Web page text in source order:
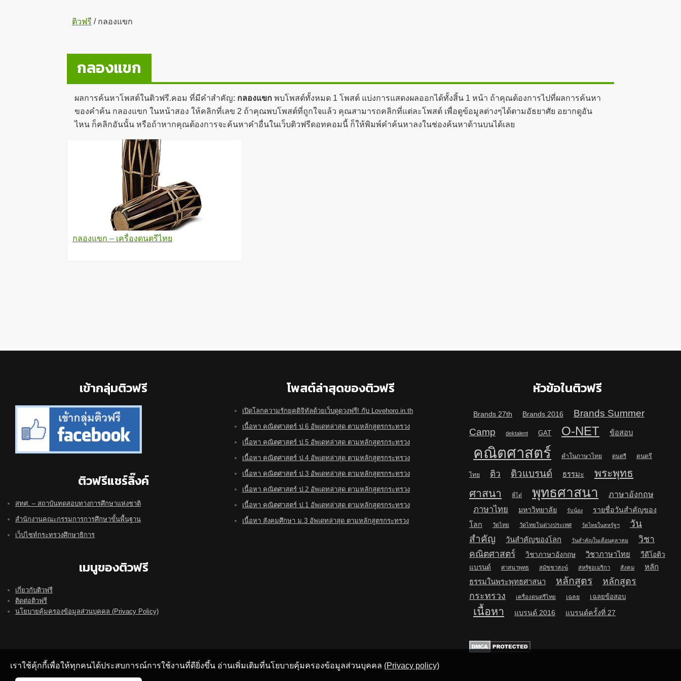
ติวฟรี /กลองแขก
กลองแขก
ผลการค้นหาโพสต์ในติวฟรี.คอม ที่มีคำสำคัญ: กลองแขก พบโพสต์ทั้งหมด 1 โพสต์ แบ่งการแสดงผลออกได้ทั้งสิ้น 1 หน้า ถ้าคุณต้องการไปที่ผลการค้นหา
ของคำค้น กลองแขก ในหน้าสอง ให้คลิกที่เลข 2 ถ้าคุณพบโพสต์ที่ถูกใจแล้ว คุณสามารถคลิกที่แต่ละโพสต์ เพื่อดูข้อมูลต่างๆได้ตามอัธยาศัย อยากดูอัน
ไหน ก็คลิกอันนั้น หรือถ้าหากคุณต้องการจะค้นหาคำอื่นในเว็บติวฟรีดอทคอมนี้ ก็ให้พิมพ์คำค้นหาลงในช่องค้นหาด้านบนได้เลย
กลองแขก – เครื่องดนตรีไทย
เข้ากลุ่มติวฟรี
ติวฟรีแชร์ลิ๊งค์
สทศ. – สถาบันทดสอบทางการศึกษาแห่งชาติ
สำนักงานคณะกรรมการการศึกษาขั้นพื้นฐาน
เว็ปไซท์กระทรวงศึกษาธิการ
เมนูของติวฟรี
เกี่ยวกับติวฟรี
ติดต่อติวฟรี
นโยบายคุ้มครองข้อมูลส่วนบุคคล (Privacy Policy)
โพสต์ล่าสุดของติวฟรี
เปิดโลกความรักยุคดิจิทัลด้วยเว็บดูดวงฟรี! กับ Lovehoro.in.th
เนื้อหา คณิตศาสตร์ ป.6 อัพเดทล่าสุด ตามหลักสูตรกระทรวง
เนื้อหา คณิตศาสตร์ ป.5 อัพเดทล่าสุด ตามหลักสูตรกระทรวง
เนื้อหา คณิตศาสตร์ ป.4 อัพเดทล่าสุด ตามหลักสูตรกระทรวง
เนื้อหา คณิตศาสตร์ ป.3 อัพเดทล่าสุด ตามหลักสูตรกระทรวง
เนื้อหา คณิตศาสตร์ ป.2 อัพเดทล่าสุด ตามหลักสูตรกระทรวง
เนื้อหา คณิตศาสตร์ ป.1 อัพเดทล่าสุด ตามหลักสูตรกระทรวง
เนื้อหา สังคมศึกษา ม.3 อัพเดทล่าสุด ตามหลักสูตรกระทรวง
หัวข้อในติวฟรี
Brands 27th Brands 2016
Brands Summer
Camp
dektalent GAT O-NET ข้อสอบ
คณิตศาสตร์ คำในภาษาไทย ดนตรี ดนตรี
ไทย ติว ติวแบรนด์ ธรรมะ
พระพุทธ
ศาสนา
พี่โต๋ พุทธศาสนา ภาษาอังกฤษ
ภาษาไทย มหาวิทยาลัย รับน้อง
รายชื่อวันสำคัญของ
โลก
วัดไทย วัดไทยในต่างประเทศ วัดไทยในสหรัฐฯ
วัน
สำคัญ
วันสำคัญของโลก วันสำคัญในเดือนตุลาคม
วิชา
คณิตศาสตร์
วิชาภาษาอังกฤษ วิชาภาษาไทย
วีดีโอติว
แบรนด์
ศาสนาพุทธ สมัชชาสงฆ์ สหรัฐอเมริกา สังคม
หลัก
ธรรมในพระพุทธศาสนา
หลักสูตร
หลักสูตร
กระทรวง
เครื่องดนตรีไทย เฉลย เฉลยข้อสอบ
เนื้อหา แบรนด์ 2016 แบรนด์ครั้งที่ 27
เราใช้คุ้กกี้เพื่อให้ทุกคนได้ประสบการณ์การใช้งานที่ดียิ่งขึ้น อ่านเพิ่มเติมที่นโยบายคุ้มครองข้อมูลส่วนบุคคล (Privacy policy)